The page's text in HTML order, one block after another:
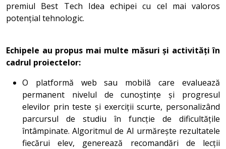
premiul Best Tech Idea echipei cu cel mai valoros
potențial tehnologic.
Echipele au propus mai multe măsuri și activități în
cadrul proiectelor:
O platformă web sau mobilă care evaluează
permanent nivelul de cunoștințe și progresul
elevilor prin teste și exerciții scurte, personalizând
parcursul de studiu în funcție de dificultățile
întâmpinate. Algoritmul de AI urmărește rezultatele
fiecărui elev, generează recomandări de lecții